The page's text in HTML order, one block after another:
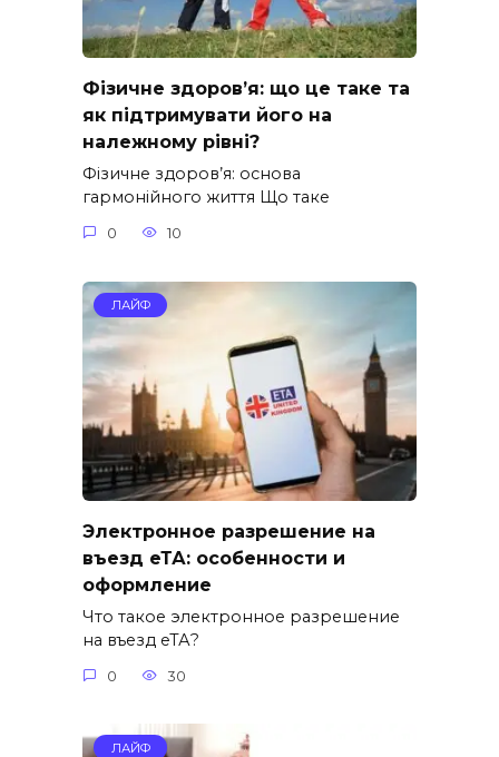
Фізичне здоров’я: що це таке та
як підтримувати його на
належному рівні?
Фізичне здоров’я: основа
гармонійного життя Що таке
0 10
ЛАЙФ
Электронное разрешение на
въезд еТА: особенности и
оформление
Что такое электронное разрешение
на въезд еТА?
0 30
ЛАЙФ